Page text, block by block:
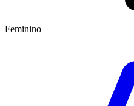
Feminino